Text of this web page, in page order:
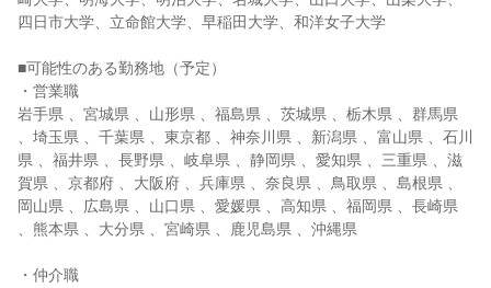
四日市大学、立命館大学、早稲田大学、和洋女子大学
■可能性のある勤務地（予定）
・営業職
岩手県 、宮城県 、山形県 、福島県 、茨城県 、栃木県 、群馬県
、埼玉県 、千葉県 、東京都 、神奈川県 、新潟県 、富山県 、石川
県 、福井県 、長野県 、岐阜県 、静岡県 、愛知県 、三重県 、滋
賀県 、京都府 、大阪府 、兵庫県 、奈良県 、鳥取県 、島根県 、
岡山県 、広島県 、山口県 、愛媛県 、高知県 、福岡県 、長崎県
、熊本県 、大分県 、宮崎県 、鹿児島県 、沖縄県
・仲介職